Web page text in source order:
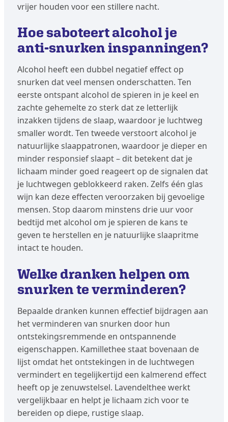
vrijer houden voor een stillere nacht.
Hoe saboteert alcohol je
anti-snurken inspanningen?
Alcohol heeft een dubbel negatief effect op
snurken dat veel mensen onderschatten. Ten
eerste ontspant alcohol de spieren in je keel en
zachte gehemelte zo sterk dat ze letterlijk
inzakken tijdens de slaap, waardoor je luchtweg
smaller wordt. Ten tweede verstoort alcohol je
natuurlijke slaappatronen, waardoor je dieper en
minder responsief slaapt – dit betekent dat je
lichaam minder goed reageert op de signalen dat
je luchtwegen geblokkeerd raken. Zelfs één glas
wijn kan deze effecten veroorzaken bij gevoelige
mensen. Stop daarom minstens drie uur voor
bedtijd met alcohol om je spieren de kans te
geven te herstellen en je natuurlijke slaapritme
intact te houden.
Welke dranken helpen om
snurken te verminderen?
Bepaalde dranken kunnen effectief bijdragen aan
het verminderen van snurken door hun
ontstekingsremmende en ontspannende
eigenschappen. Kamillethee staat bovenaan de
lijst omdat het ontstekingen in de luchtwegen
vermindert en tegelijkertijd een kalmerend effect
heeft op je zenuwstelsel. Lavendelthee werkt
vergelijkbaar en helpt je lichaam zich voor te
bereiden op diepe, rustige slaap.